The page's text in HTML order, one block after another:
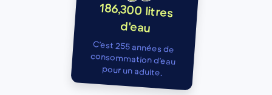
186,300 litres
d'eau
C’est 255 années de
consommation d’eau
pour un adulte.